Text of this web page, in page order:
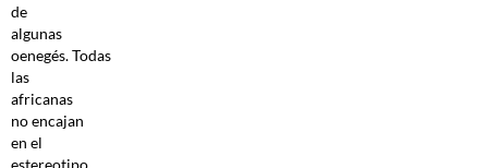
de
algunas
oenegés. Todas
las
africanas
no encajan
en el
estereotipo